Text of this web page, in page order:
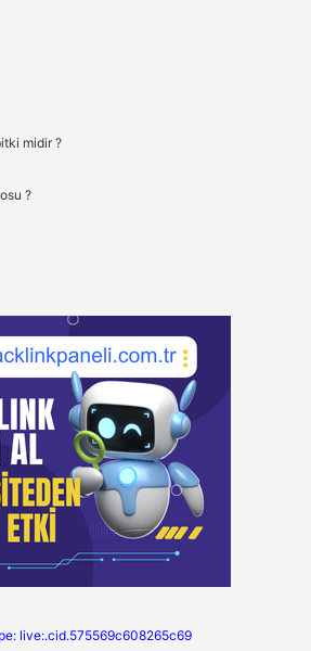
midir ?
?
live:.cid.575569c608265c69